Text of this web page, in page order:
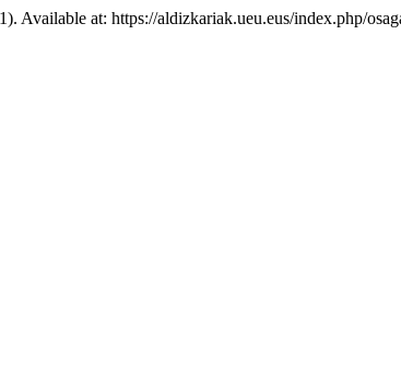
Available at: https://aldizkariak.ueu.eus/index.php/